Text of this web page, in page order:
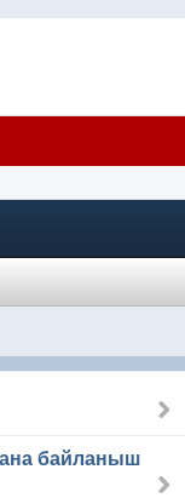
байланыш